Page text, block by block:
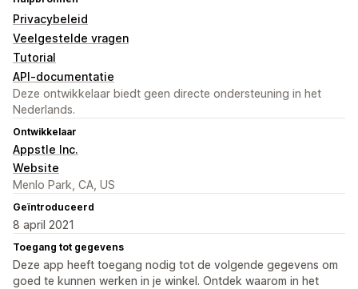
Privacybeleid
Veelgestelde vragen
Tutorial
API-documentatie
Deze ontwikkelaar biedt geen directe ondersteuning in het
Nederlands.
Ontwikkelaar
Appstle Inc.
Website
Menlo Park, CA, US
Geïntroduceerd
8 april 2021
Toegang tot gegevens
Deze app heeft toegang nodig tot de volgende gegevens om
goed te kunnen werken in je winkel. Ontdek waarom in het